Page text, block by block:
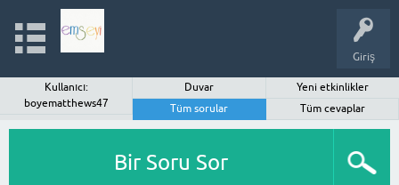
Giriş
Kullanıcı:
boyematthews47
Duvar
Yeni etkinlikler
Tüm sorular
Tüm cevaplar
Bir Soru Sor